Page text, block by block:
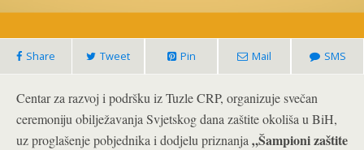
Share Tweet Pin Mail SMS
Centar za razvoj i podršku iz Tuzle CRP, organizuje svečan
ceremoniju obilježavanja Svjetskog dana zaštite okoliša u BiH,
uz proglašenje pobjednika i dodjelu priznanja „Šampioni zaštite